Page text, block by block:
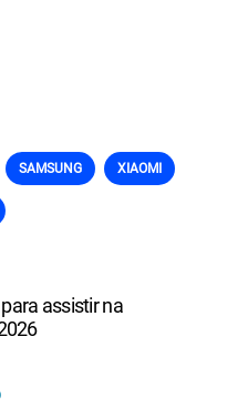
SAMSUNG XIAOMI
assistir na